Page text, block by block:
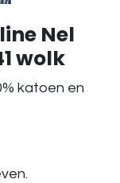
Nel
wolk
katoen en